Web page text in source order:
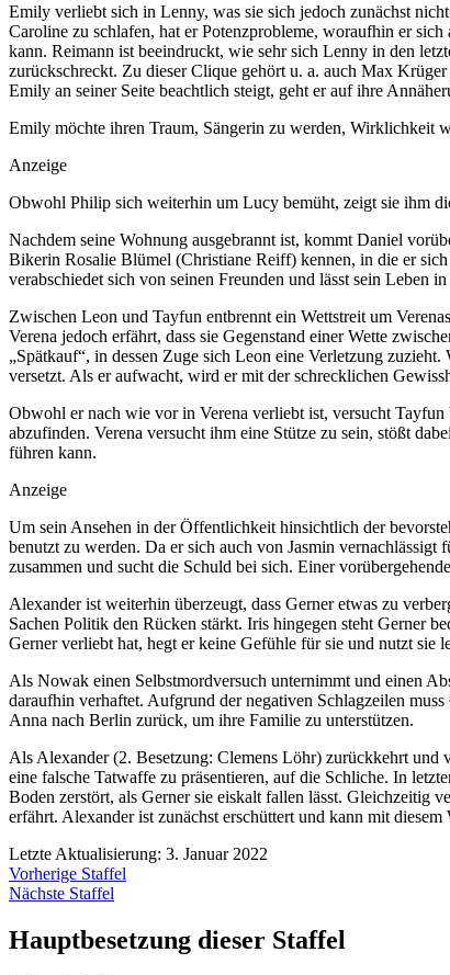
Emily verliebt sich in Lenny, was sie sich jedoch zunächst
Caroline zu schlafen, hat er Potenzprobleme, woraufhin er
kann. Reimann ist beeindruckt, wie sehr sich Lenny in den
zurückschreckt. Zu dieser Clique gehört u. a. auch Max
Emily an seiner Seite beachtlich steigt, geht er auf ihre
Emily möchte ihren Traum, Sängerin zu werden, Wirklichkeit
Anzeige
Obwohl Philip sich weiterhin um Lucy bemüht, zeigt sie ihm
Nachdem seine Wohnung ausgebrannt ist, kommt Daniel
Bikerin Rosalie Blümel (Christiane Reiff) kennen, in die er
verabschiedet sich von seinen Freunden und lässt sein Leben
Zwischen Leon und Tayfun entbrennt ein Wettstreit um
Verena jedoch erfährt, dass sie Gegenstand einer Wette
„Spätkauf“, in dessen Zuge sich Leon eine Verletzung
versetzt. Als er aufwacht, wird er mit der schrecklichen
Obwohl er nach wie vor in Verena verliebt ist, versucht
abzufinden. Verena versucht ihm eine Stütze zu sein, stößt
führen kann.
Anzeige
Um sein Ansehen in der Öffentlichkeit hinsichtlich der
benutzt zu werden. Da er sich auch von Jasmin
zusammen und sucht die Schuld bei sich. Einer
Alexander ist weiterhin überzeugt, dass Gerner etwas zu
Sachen Politik den Rücken stärkt. Iris hingegen steht Gerner
Gerner verliebt hat, hegt er keine Gefühle für sie und nutzt sie
Als Nowak einen Selbstmordversuch unternimmt und einen
daraufhin verhaftet. Aufgrund der negativen Schlagzeilen
Anna nach Berlin zurück, um ihre Familie zu unterstützen.
Als Alexander (2. Besetzung: Clemens Löhr) zurückkehrt und
eine falsche Tatwaffe zu präsentieren, auf die Schliche. In
Boden zerstört, als Gerner sie eiskalt fallen lässt. Gleichzeitig
erfährt. Alexander ist zunächst erschüttert und kann mit diesem
Letzte Aktualisierung: 3. Januar 2022
Vorherige Staffel
Nächste Staffel
Hauptbesetzung dieser Staffel